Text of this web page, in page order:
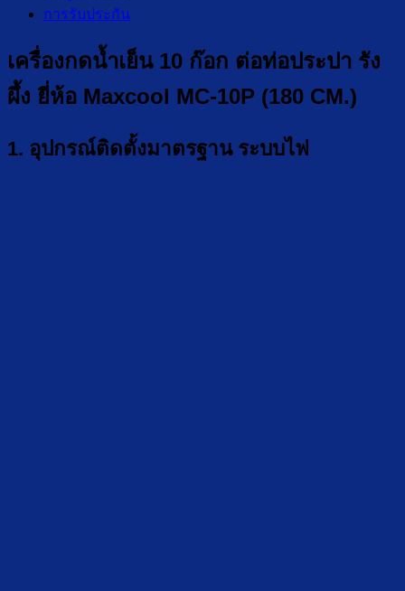
การรับประกัน
เครื่องกดน้ำเย็น 10 ก๊อก ต่อท่อประปา รัง
ผึ้ง ยี่ห้อ Maxcool MC-10P (180 CM.)
1. อุปกรณ์ติดตั้งมาตรฐาน ระบบไฟ